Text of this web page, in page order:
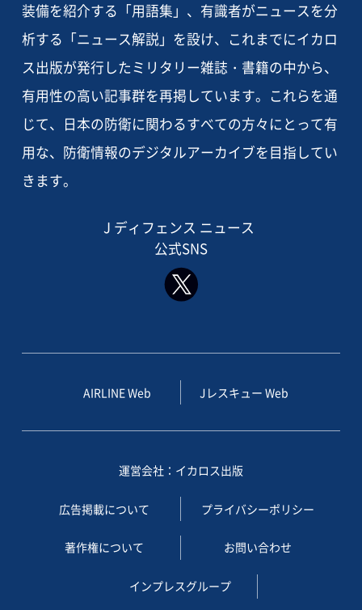
装備を紹介する「用語集」、有識者がニュースを分
析する「ニュース解説」を設け、これまでにイカロ
ス出版が発行したミリタリー雑誌・書籍の中から、
有用性の高い記事群を再掲しています。これらを通
じて、日本の防衛に関わるすべての方々にとって有
用な、防衛情報のデジタルアーカイブを目指してい
きます。
J ディフェンス ニュース
公式SNS
AIRLINE Web Jレスキュー Web
運営会社：イカロス出版
広告掲載について プライバシーポリシー
著作権について お問い合わせ
インプレスグループ